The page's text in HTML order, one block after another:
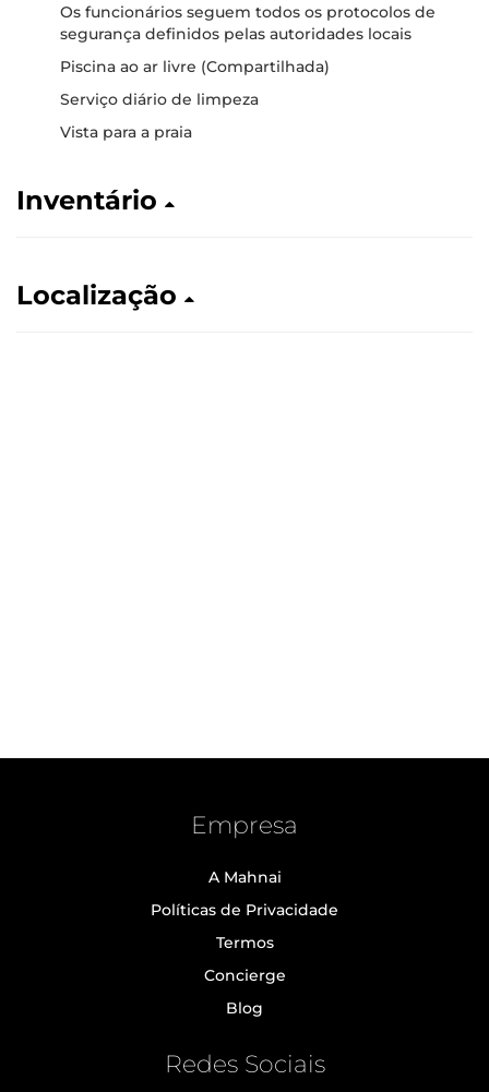
Os funcionários seguem todos os protocolos de
segurança definidos pelas autoridades locais
Piscina ao ar livre (Compartilhada)
Serviço diário de limpeza
Vista para a praia
Inventário
Localização
Empresa
A Mahnai
Políticas de Privacidade
Termos
Concierge
Blog
Redes Sociais